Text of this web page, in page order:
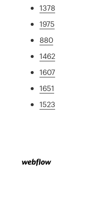
1378
1975
880
1462
1607
1651
1523